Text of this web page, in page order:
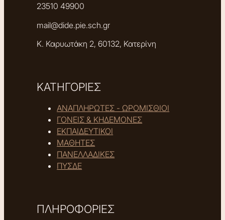
23510 49900
mail@dide.pie.sch.gr
Κ. Καρυωτάκη 2, 60132, Κατερίνη
ΚΑΤΗΓΟΡΙΕΣ
ΑΝΑΠΛΗΡΩΤΕΣ - ΩΡΟΜΙΣΘΙΟΙ
ΓΟΝΕΙΣ & ΚΗΔΕΜΟΝΕΣ
ΕΚΠΑΙΔΕΥΤΙΚΟΙ
ΜΑΘΗΤΕΣ
ΠΑΝΕΛΛΑΔΙΚΕΣ
ΠΥΣΔΕ
ΠΛΗΡΟΦΟΡΙΕΣ